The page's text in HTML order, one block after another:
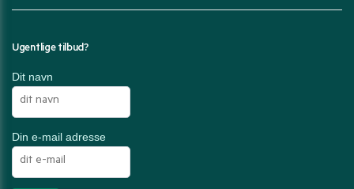
Ugentlige tilbud?
Dit navn
Din e-mail adresse